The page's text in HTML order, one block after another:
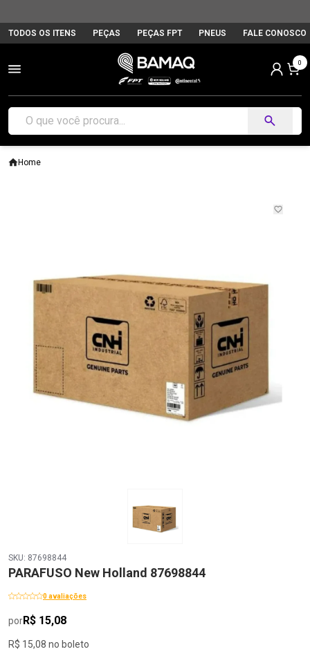
TODOS OS ITENS PEÇAS PEÇAS FPT PNEUS FALE CONOSCO
0
Home
SKU: 87698844
PARAFUSO New Holland 87698844
0 avaliações
porR$ 15,08
R$ 15,08 no boleto